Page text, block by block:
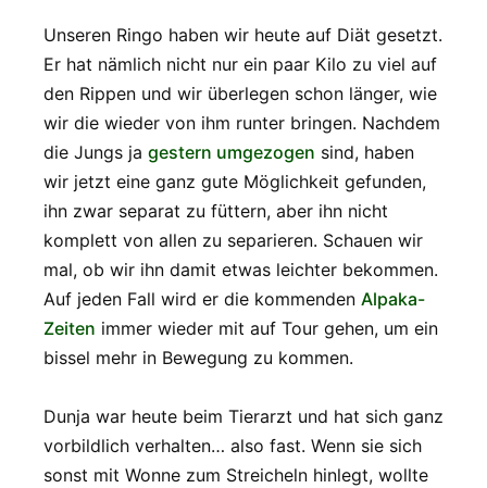
Unseren Ringo haben wir heute auf Diät gesetzt.
Er hat nämlich nicht nur ein paar Kilo zu viel auf
den Rippen und wir überlegen schon länger, wie
wir die wieder von ihm runter bringen. Nachdem
die Jungs ja gestern umgezogen sind, haben
wir jetzt eine ganz gute Möglichkeit gefunden,
ihn zwar separat zu füttern, aber ihn nicht
komplett von allen zu separieren. Schauen wir
mal, ob wir ihn damit etwas leichter bekommen.
Auf jeden Fall wird er die kommenden Alpaka-
Zeiten immer wieder mit auf Tour gehen, um ein
bissel mehr in Bewegung zu kommen.
Dunja war heute beim Tierarzt und hat sich ganz
vorbildlich verhalten… also fast. Wenn sie sich
sonst mit Wonne zum Streicheln hinlegt, wollte